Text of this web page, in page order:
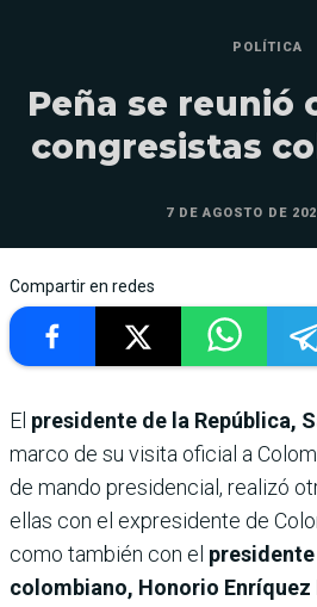
POLÍTICA
Peña se reunió
congresistas
7 DE AGOSTO DE
Compartir en redes
El presidente de la República,
marco de su visita oficial a
de mando presidencial, realizó
ellas con el expresidente de
como también con el
colombiano, Honorio Enríquez